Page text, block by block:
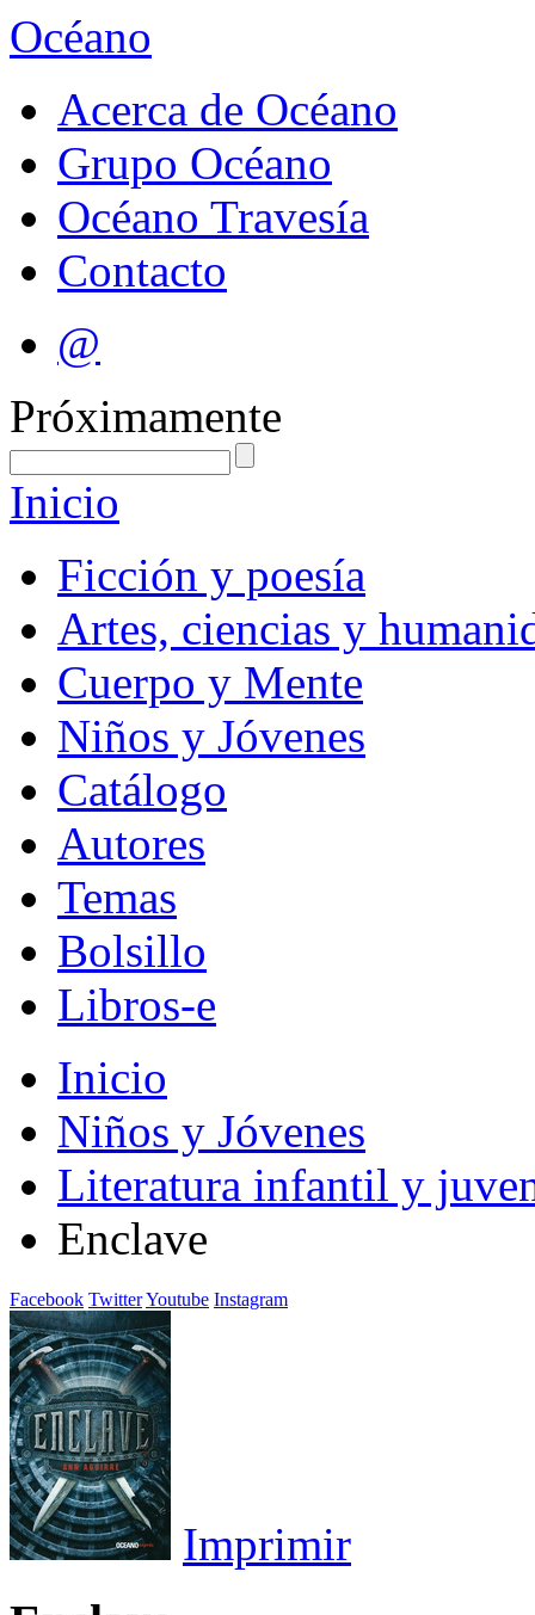
Océano
Acerca de Océano
Grupo Océano
Océano Travesía
Contacto
@
Próximamente
Inicio
Ficción y poesía
Artes, ciencias y
Cuerpo y Mente
Niños y Jóvenes
Catálogo
Autores
Temas
Bolsillo
Libros-e
Inicio
Niños y Jóvenes
Literatura infantil y
Enclave
Facebook TwitterYoutube Instagram
Imprimir